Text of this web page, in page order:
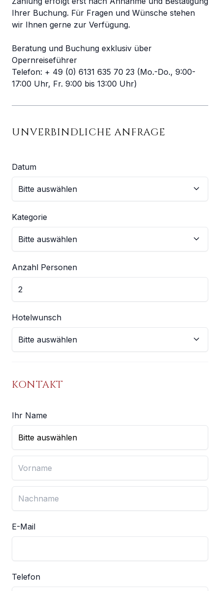
Ihrer Buchung. Für Fragen und Wünsche stehen
wir Ihnen gerne zur Verfügung.
Beratung und Buchung exklusiv über
Opernreiseführer
Telefon: + 49 (0) 6131 635 70 23 (Mo.-Do., 9:00-
17:00 Uhr, Fr. 9:00 bis 13:00 Uhr)
UNVERBINDLICHE ANFRAGE
Datum
Kategorie
Anzahl Personen
Hotelwunsch
KONTAKT
Ihr Name
E-Mail
Telefon